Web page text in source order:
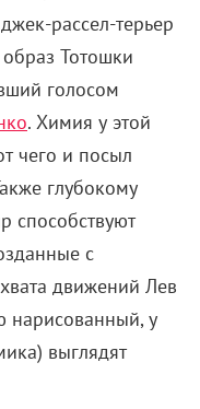
рассел-терьер
Тотошки
голосом
. Химия у этой
чего и посыл
глубокому
способствуют
с
движений Лев
нарисованный, у
выглядят